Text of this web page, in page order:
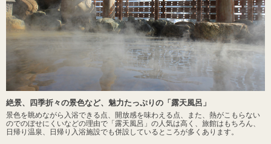
絶景、四季折々の景色など、魅力たっぷりの「露天風呂」
景色を眺めながら入浴できる点、開放感を味わえる点、また、熱がこもらない
のでのぼせにくいなどの理由で「露天風呂」の人気は高く、旅館はもちろん、
日帰り温泉、日帰り入浴施設でも併設しているところが多くあります。